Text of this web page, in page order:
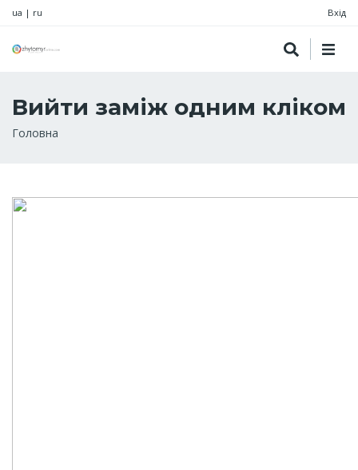
ua | ru Вхід
Вийти заміж одним кліком
Рядок
Головна